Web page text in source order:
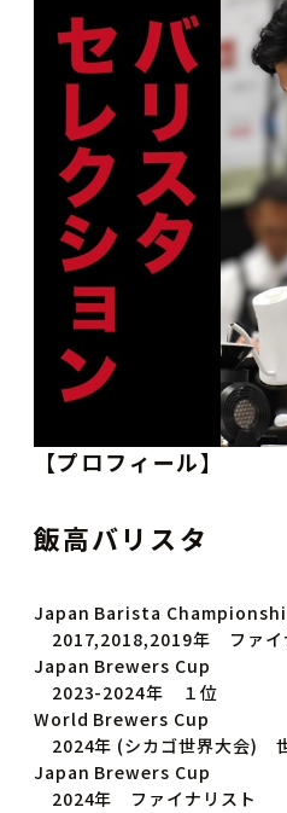
【プロフィール】
飯高バリスタ
Japan Barista
2017,2018,2019年 ファイ
Japan Brewers Cup
2023-2024年 １位
World Brewers Cup
2024年 (シカゴ世界大会)
Japan Brewers Cup
2024年 ファイナリスト